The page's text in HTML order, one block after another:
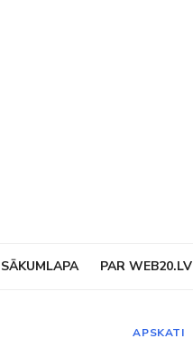
SĀKUMLAPA PAR WEB20.LV
APSKATI